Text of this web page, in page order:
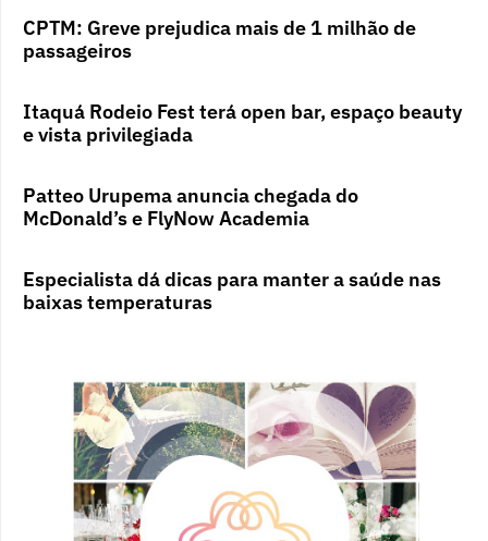
CPTM: Greve prejudica mais de 1 milhão de
passageiros
Itaquá Rodeio Fest terá open bar, espaço beauty
e vista privilegiada
Patteo Urupema anuncia chegada do
McDonald’s e FlyNow Academia
Especialista dá dicas para manter a saúde nas
baixas temperaturas